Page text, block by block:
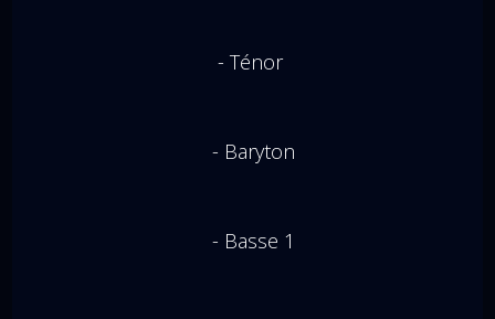
- Ténor
- Baryton
- Basse 1